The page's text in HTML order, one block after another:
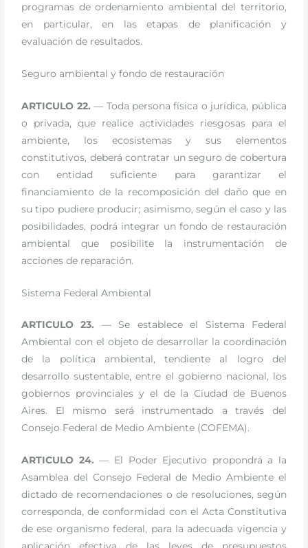
programas de ordenamiento ambiental del territorio,
en particular, en las etapas de planificación y
evaluación de resultados.
Seguro ambiental y fondo de restauración
ARTICULO 22.— Toda persona física o jurídica, pública
o privada, que realice actividades riesgosas para el
ambiente, los ecosistemas y sus elementos
constitutivos, deberá contratar un seguro de cobertura
con entidad suficiente para garantizar el
financiamiento de la recomposición del daño que en
su tipo pudiere producir; asimismo, según el caso y las
posibilidades, podrá integrar un fondo de restauración
ambiental que posibilite la instrumentación de
acciones de reparación.
Sistema Federal Ambiental
ARTICULO 23. — Se establece el Sistema Federal
Ambiental con el objeto de desarrollar la coordinación
de la política ambiental, tendiente al logro del
desarrollo sustentable, entre el gobierno nacional, los
gobiernos provinciales y el de la Ciudad de Buenos
Aires. El mismo será instrumentado a través del
Consejo Federal de Medio Ambiente (COFEMA).
ARTICULO 24.— El Poder Ejecutivo propondrá a la
Asamblea del Consejo Federal de Medio Ambiente el
dictado de recomendaciones o de resoluciones, según
corresponda, de conformidad con el Acta Constitutiva
de ese organismo federal, para la adecuada vigencia y